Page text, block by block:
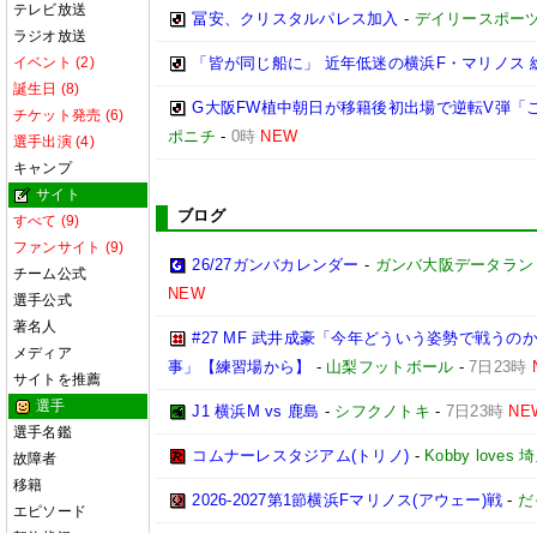
テレビ放送
ラジオ放送
イベント (2)
誕生日 (8)
チケット発売 (6)
選手出演 (4)
キャンプ
サイト
すべて (9)
ファンサイト (9)
チーム公式
選手公式
著名人
メディア
サイトを推薦
選手
選手名鑑
故障者
移籍
エピソード
冨安、クリスタルパレス加入 - デイリースポー
「皆が同じ船に」 近年低迷の横浜F・マリノス
G大阪FW植中朝日が移籍後初出場で逆転V弾「
ポニチ - 0時 NEW
ブログ
26/27ガンバカレンダー - ガンバ大阪データラ
NEW
#27 MF 武井成豪「今年どういう姿勢で戦うの
事」【練習場から】
- 山梨フットボール -7日23時
J1 横浜M vs 鹿島 - シフクノトキ - 7日23時
コムナーレスタジアム(トリノ) - Kobby loves
2026-2027第1節横浜Fマリノス(アウェー)戦 -